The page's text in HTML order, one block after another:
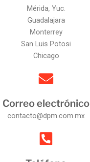
Mérida, Yuc.
Guadalajara
Monterrey
San Luis Potosi
Chicago
Correo electrónico
contacto@dpm.com.mx